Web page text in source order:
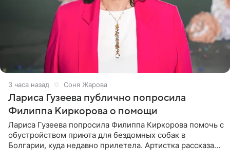
3 часа назад Соня Жарова
Лариса Гузеева публично попросила
Филиппа Киркорова о помощи
Лариса Гузеева попросила Филиппа Киркорова помочь с
обустройством приюта для бездомных собак в
Болгарии, куда недавно прилетела. Артистка рассказала